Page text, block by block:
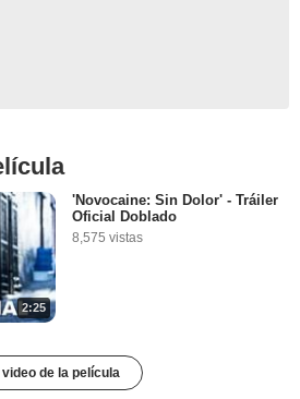
2:25
'Novocaine: Sin Dolor' - Tráiler
Oficial Doblado
8,575 vistas
video de la película